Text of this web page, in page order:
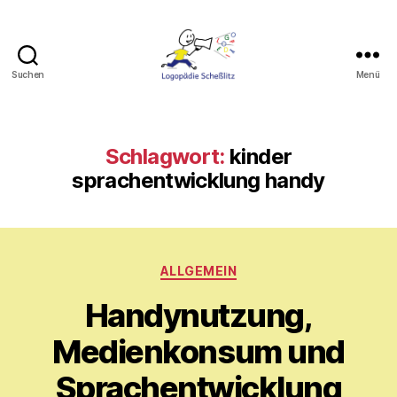
Suchen Menü
Schlagwort: kinder
sprachentwicklung handy
Kategorien
ALLGEMEIN
Handynutzung,
Medienkonsum und
Sprachentwicklung
V
o
n
M
y